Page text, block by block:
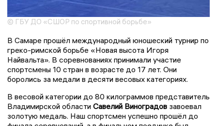
© ГБУ ДО «СШОР по спортивной борьбе»
В Самаре прошёл международный юношеский турнир по
греко-римской борьбе «Новая высота Игоря
Найвальта». В соревнованиях принимали участие
спортсмены 10 стран в возрасте до 17 лет. Они
боролись за медали в десяти весовых категориях.
В весовой категории до 80 килограммов представитель
Владимирской области Савелий Виноградов завоевал
золотую медаль. Наш спортсмен успешно прошёл до